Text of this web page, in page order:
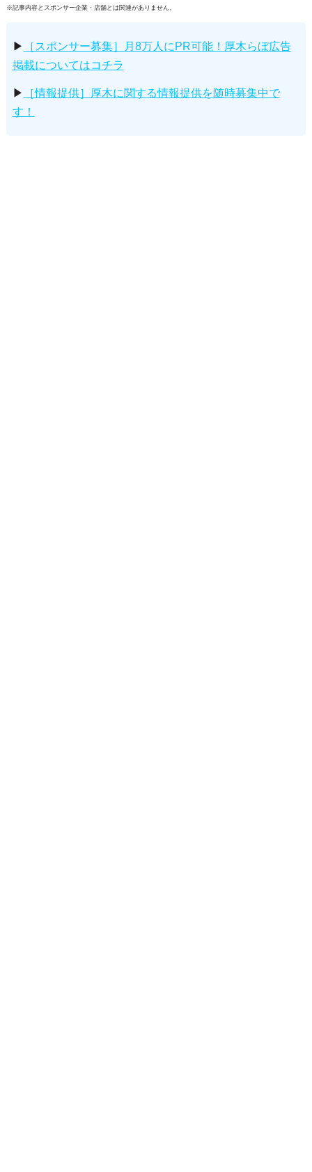
※記事内容とスポンサー企業・店舗とは関連がありません。
▶
［スポンサー募集］月8万人にPR可能！厚木らぼ広告
掲載についてはコチラ
▶
［情報提供］厚木に関する情報提供を随時募集中で
す！